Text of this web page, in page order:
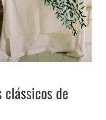
clássicos de